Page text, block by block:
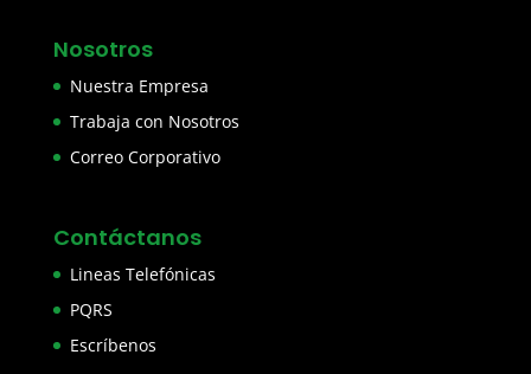
Nosotros
Nuestra Empresa
Trabaja con Nosotros
Correo Corporativo
Contáctanos
Lineas Telefónicas
PQRS
Escríbenos